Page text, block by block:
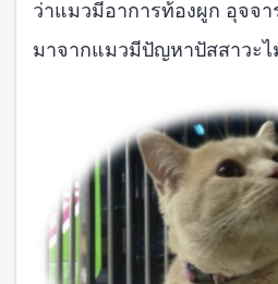
ว่าแมวมีอาการท้องผูก อุจจ
มาจากแมวมีปัญหาปัสสาวะ